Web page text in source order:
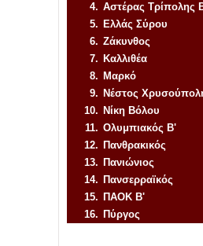
4. Αστέρας Τρίπολης
5. Ελλάς Σύρου
6. Ζάκυνθος
7. Καλλιθέα
8. Μαρκό
9. Νέστος
10. Νίκη Βόλου
11. Ολυμπιακός Β'
12. Πανθρακικός
13. Πανιώνιος
14. Πανσερραϊκός
15. ΠΑΟΚ Β'
16. Πύργος